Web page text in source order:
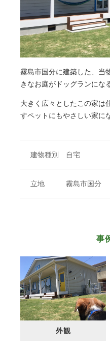
霧島市国分に建築した、当
きなお庭がドッグランにな
大きく広々としたこの家は
すペットにもやさしい家に
建物種別 自宅
立地 霧島市国分
事
外観